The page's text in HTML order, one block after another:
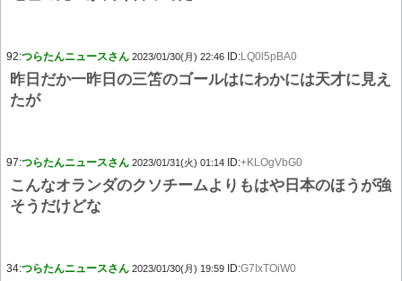
92:つらたんニュースさん 2023/01/30(月) 22:46 ID:LQ0l5pBA0
昨日だか一昨日の三笘のゴールはにわかには天才に見え
たが
97:つらたんニュースさん 2023/01/31(火) 01:14 ID:+KLOgVbG0
こんなオランダのクソチームよりもはや日本のほうが強
そうだけどな
34:つらたんニュースさん 2023/01/30(月) 19:59 ID:G7IxTOiW0